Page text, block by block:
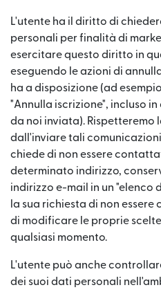
L'utente ha il diritto di
personali per finalità di
esercitare questo diritto in
eseguendo le azioni di
ha a disposizione (ad
"Annulla iscrizione", incluso
da noi inviata). Rispetteremo
dall'inviare tali
chiede di non essere
determinato indirizzo,
indirizzo e-mail in un "elenco
la sua richiesta di non
di modificare le proprie
qualsiasi momento.
L'utente può anche
dei suoi dati personali